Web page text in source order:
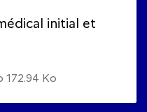
initial et
172.94 Ko